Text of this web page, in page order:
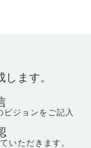
ます。
ジョンをご記入
いただきます。